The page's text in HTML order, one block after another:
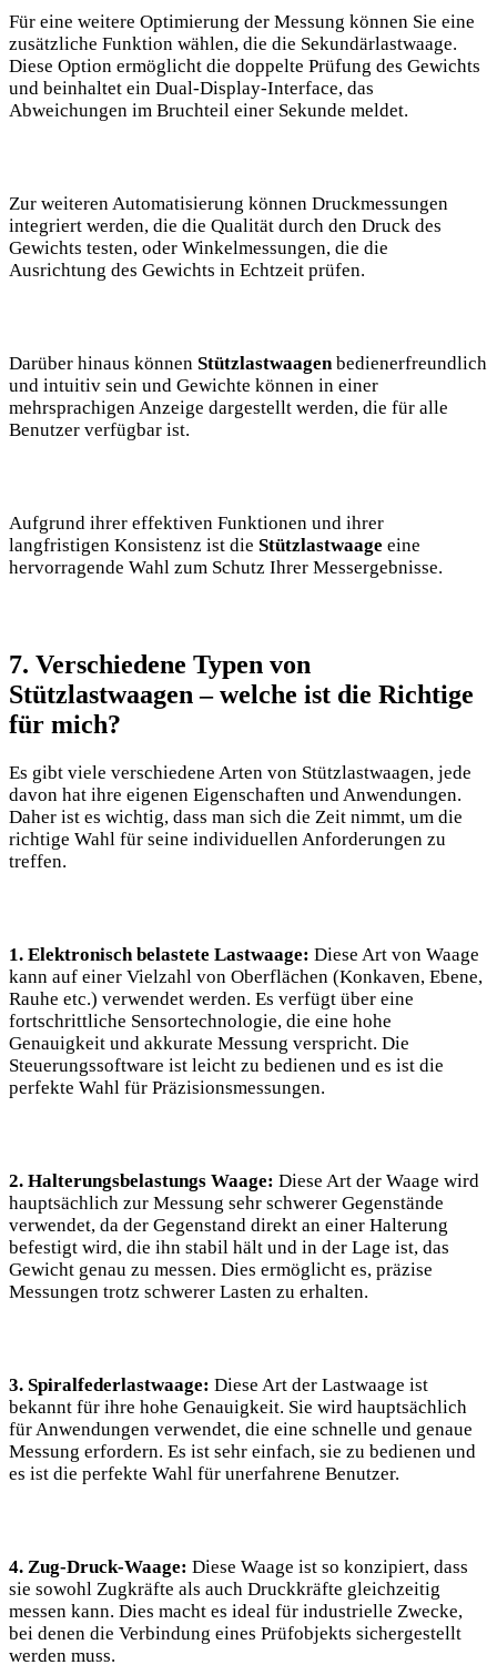
Für eine weitere Optimierung der Messung können Sie eine
zusätzliche Funktion wählen, die die Sekundärlastwaage.
Diese Option ermöglicht die doppelte Prüfung des Gewichts
und beinhaltet ein Dual-Display-Interface, das
Abweichungen im Bruchteil einer Sekunde meldet.
Zur weiteren Automatisierung können Druckmessungen
integriert werden, die die Qualität durch den Druck des
Gewichts testen, oder Winkelmessungen, die die
Ausrichtung des Gewichts in Echtzeit prüfen.
Darüber hinaus können Stützlastwaagen bedienerfreundlich
und intuitiv sein und Gewichte können in einer
mehrsprachigen Anzeige dargestellt werden, die für alle
Benutzer verfügbar ist.
Aufgrund ihrer effektiven Funktionen und ihrer
langfristigen Konsistenz ist die Stützlastwaage eine
hervorragende Wahl zum Schutz Ihrer Messergebnisse.
7. Verschiedene Typen von
Stützlastwaagen – welche ist die Richtige
für mich?
Es gibt viele verschiedene Arten von Stützlastwaagen, jede
davon hat ihre eigenen Eigenschaften und Anwendungen.
Daher ist es wichtig, dass man sich die Zeit nimmt, um die
richtige Wahl für seine individuellen Anforderungen zu
treffen.
1. Elektronisch belastete Lastwaage: Diese Art von Waage
kann auf einer Vielzahl von Oberflächen (Konkaven, Ebene,
Rauhe etc.) verwendet werden. Es verfügt über eine
fortschrittliche Sensortechnologie, die eine hohe
Genauigkeit und akkurate Messung verspricht. Die
Steuerungssoftware ist leicht zu bedienen und es ist die
perfekte Wahl für Präzisionsmessungen.
2. Halterungsbelastungs Waage: Diese Art der Waage wird
hauptsächlich zur Messung sehr schwerer Gegenstände
verwendet, da der Gegenstand direkt an einer Halterung
befestigt wird, die ihn stabil hält und in der Lage ist, das
Gewicht genau zu messen. Dies ermöglicht es, präzise
Messungen trotz schwerer Lasten zu erhalten.
3. Spiralfederlastwaage: Diese Art der Lastwaage ist
bekannt für ihre hohe Genauigkeit. Sie wird hauptsächlich
für Anwendungen verwendet, die eine schnelle und genaue
Messung erfordern. Es ist sehr einfach, sie zu bedienen und
es ist die perfekte Wahl für unerfahrene Benutzer.
4. Zug-Druck-Waage: Diese Waage ist so konzipiert, dass
sie sowohl Zugkräfte als auch Druckkräfte gleichzeitig
messen kann. Dies macht es ideal für industrielle Zwecke,
bei denen die Verbindung eines Prüfobjekts sichergestellt
werden muss.